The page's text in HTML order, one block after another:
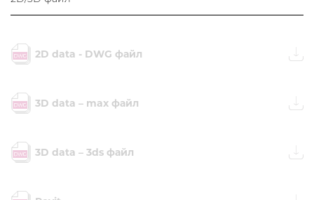
2D data - DWG файл
3D data – max файл
3D data – 3ds файл